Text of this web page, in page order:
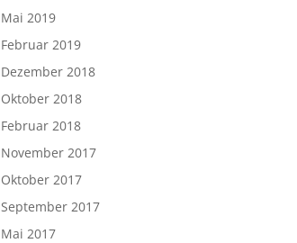
Mai 2019
Februar 2019
Dezember 2018
Oktober 2018
Februar 2018
November 2017
Oktober 2017
September 2017
Mai 2017